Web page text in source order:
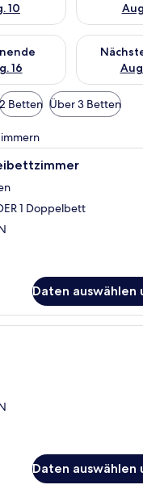
10
16
für dieses
Überprüfe
2 Betten Über 3 Betten
Ein
1 Doppelbett
Daten auswählen
Ein
Daten auswählen